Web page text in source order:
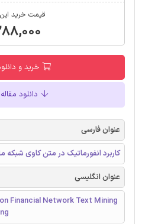
قیمت خرید
خرید و
دانلود
عنوان فارسی
کاربرد انفورماتیک در متن کاوی
عنوان انگلیسی
Financial Network Text Mining